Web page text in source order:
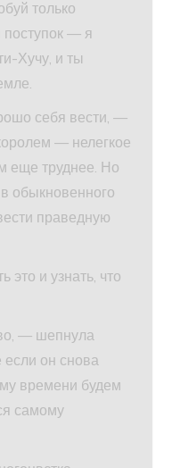
только
поступок — я
Хучу, и ты
себя вести, —
— нелегкое
еще труднее. Но
обыкновенного
праведную
и узнать, что
— шепнула
он снова
времени будем
самому